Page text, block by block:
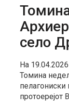
село
На
Томина
пелагониски
протоерејот